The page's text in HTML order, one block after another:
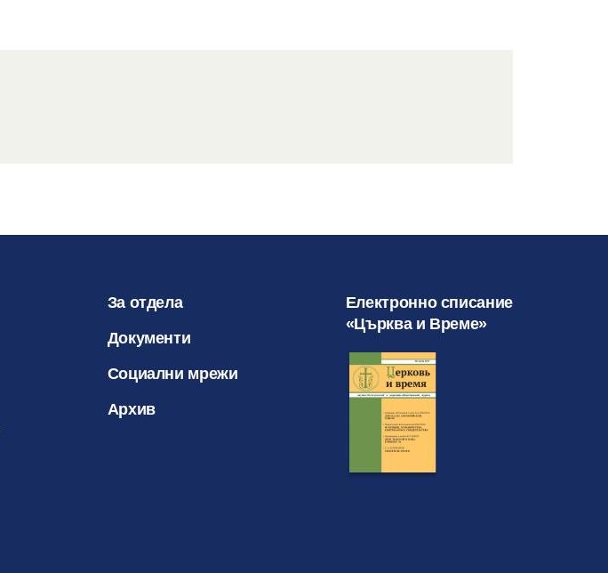
За отдела
Документи
Социални мрежи
Архив
Електронно списание
«Църква и Време»